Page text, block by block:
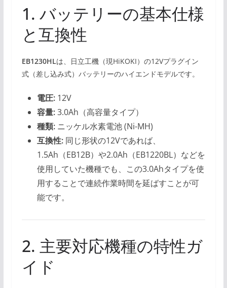
1. バッテリーの基本仕様
と互換性
EB1230HLは、日立工機（現HiKOKI）の12Vプラグイン
式（差し込み式）バッテリーのハイエンドモデルです。
電圧:12V
容量:3.0Ah（高容量タイプ）
種類:ニッケル水素電池 (Ni-MH)
互換性:同じ形状の12Vであれば、
1.5Ah（EB12B）や2.0Ah（EB1220BL）などを
使用していた機種でも、この3.0Ahタイプを使
用することで連続作業時間を延ばすことが可
能です。
2. 主要対応機種の特性ガ
イド